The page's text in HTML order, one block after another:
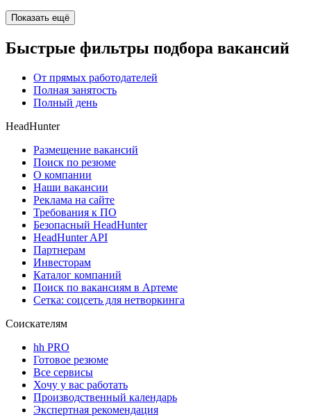
Показать ещё
Быстрые фильтры подбора вакансий
От прямых работодателей
Полная занятость
Полный день
HeadHunter
Размещение вакансий
Поиск по резюме
О компании
Наши вакансии
Реклама на сайте
Требования к ПО
Безопасный HeadHunter
HeadHunter API
Партнерам
Инвесторам
Каталог компаний
Поиск по вакансиям в Артеме
Сетка: соцсеть для нетворкинга
Соискателям
hh PRO
Готовое резюме
Все сервисы
Хочу у вас работать
Производственный календарь
Экспертная рекомендация